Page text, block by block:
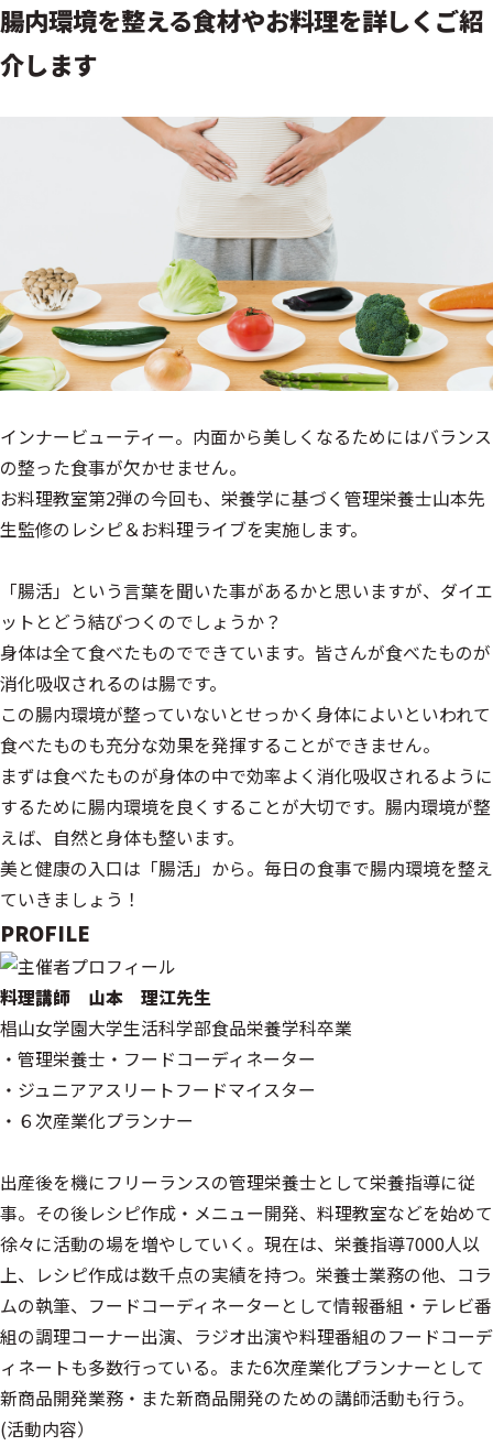
腸内環境を整える食材やお料理を詳しくご紹
介します
インナービューティー。内面から美しくなるためにはバランス
の整った食事が欠かせません。
お料理教室第2弾の今回も、栄養学に基づく管理栄養士山本先
生監修のレシピ＆お料理ライブを実施します。
「腸活」という言葉を聞いた事があるかと思いますが、ダイエ
ットとどう結びつくのでしょうか？
身体は全て食べたものでできています。皆さんが食べたものが
消化吸収されるのは腸です。
この腸内環境が整っていないとせっかく身体によいといわれて
食べたものも充分な効果を発揮することができません。
まずは食べたものが身体の中で効率よく消化吸収されるように
するために腸内環境を良くすることが大切です。腸内環境が整
えば、自然と身体も整います。
美と健康の入口は「腸活」から。毎日の食事で腸内環境を整え
ていきましょう！
PROFILE
料理講師 山本 理江先生
椙山女学園大学生活科学部食品栄養学科卒業
・管理栄養士・フードコーディネーター
・ジュニアアスリートフードマイスター
・６次産業化プランナー
出産後を機にフリーランスの管理栄養士として栄養指導に従
事。その後レシピ作成・メニュー開発、料理教室などを始めて
徐々に活動の場を増やしていく。現在は、栄養指導7000人以
上、レシピ作成は数千点の実績を持つ。栄養士業務の他、コラ
ムの執筆、フードコーディネーターとして情報番組・テレビ番
組の調理コーナー出演、ラジオ出演や料理番組のフードコーデ
ィネートも多数行っている。また6次産業化プランナーとして
新商品開発業務・また新商品開発のための講師活動も行う。
(活動内容）